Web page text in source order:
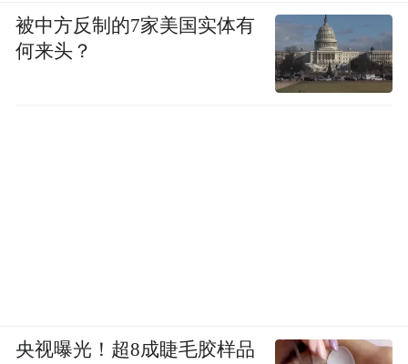
被中方反制的7家美国实体有
何来头？
央视曝光！超8成睫毛胶样品